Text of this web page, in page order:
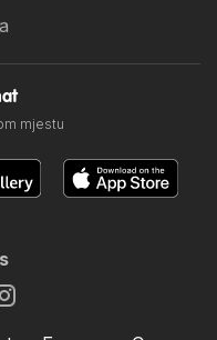
mjestu